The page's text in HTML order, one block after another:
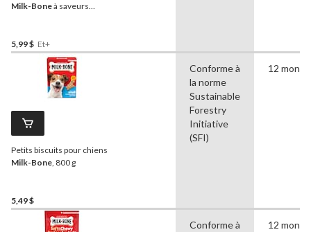
Milk-Boneà saveurs
5,99 $ Et+
Petits biscuits pour chiens
Milk-Bone, 800 g
5,49 $
Conforme à
la norme
Sustainable
Forestry
Initiative
(SFI)
12 mon
Conforme à
12 mon